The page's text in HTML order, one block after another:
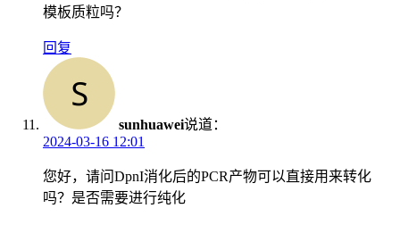
模板质粒吗？
回复
sunhuawei说道：
2024-03-16 12:01
您好，请问DpnI消化后的PCR产物可以直接用来转化
吗？是否需要进行纯化